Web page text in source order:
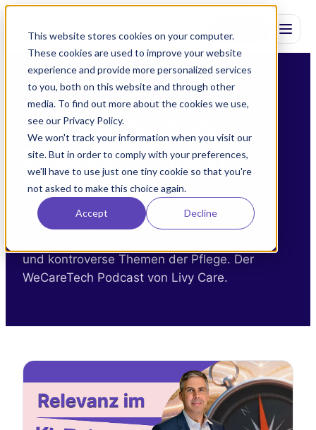
This website stores cookies on your computer.
These cookies are used to improve your website
experience and provide more personalized services
to you, both on this website and through other
media. To find out more about the cookies we use,
see our Privacy Policy.
We won't track your information when you visit our
site. But in order to comply with your preferences,
we'll have to use just one tiny cookie so that you're
not asked to make this choice again.
Accept Decline
LIVY CARE
WeCareTech, der
Podcast von Livy
Care
Amir Humanfar im Gespräch mit
und kontroverse Themen der Pflege. Der
WeCareTech Podcast von Livy Care.